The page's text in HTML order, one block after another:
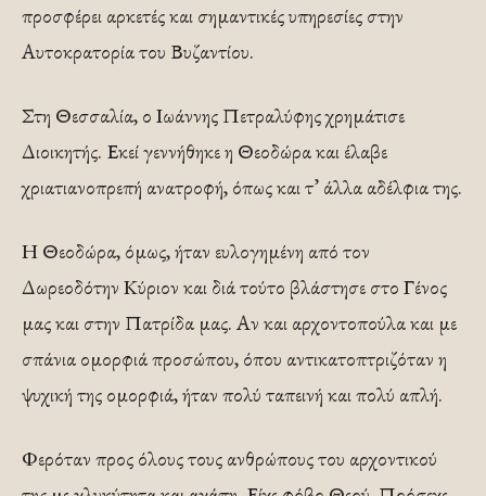
προσφέρει αρκετές και σημαντικές υπηρεσίες στην
Αυτοκρατορία του Βυζαντίου.
Στη Θεσσαλία, ο Ιωάννης Πετραλύφης χρημάτισε
Διοικητής. Εκεί γεννήθηκε η Θεοδώρα και έλαβε
χριατιανοπρεπή ανατροφή, όπως και τ’ άλλα αδέλφια της.
Η Θεοδώρα, όμως, ήταν ευλογημένη από τον
Δωρεοδότην Κύριον και διά τούτο βλάστησε στο Γένος
μας και στην Πατρίδα μας. Αν και αρχοντοπούλα και με
σπάνια ομορφιά προσώπου, όπου αντικατοπτριζόταν η
ψυχική της ομορφιά, ήταν πολύ ταπεινή και πολύ απλή.
Φερόταν προς όλους τους ανθρώπους του αρχοντικού